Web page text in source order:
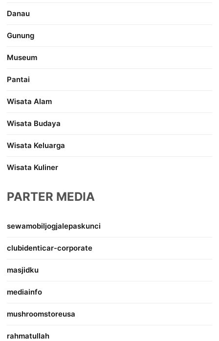
Danau
Gunung
Museum
Pantai
Wisata Alam
Wisata Budaya
Wisata Keluarga
Wisata Kuliner
PARTER MEDIA
sewamobiljogjalepaskunci
clubidenticar-corporate
masjidku
mediainfo
mushroomstoreusa
rahmatullah